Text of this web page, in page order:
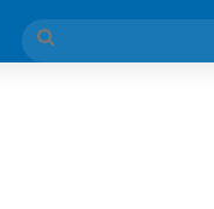
بحث